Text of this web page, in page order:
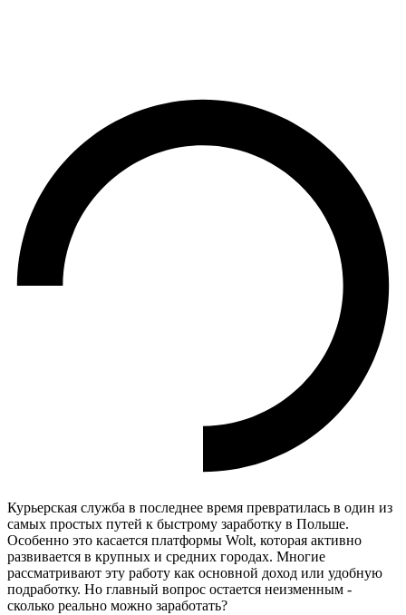
Курьерская служба в последнее время превратилась в один из
самых простых путей к быстрому заработку в Польше.
Особенно это касается платформы Wolt, которая активно
развивается в крупных и средних городах. Многие
рассматривают эту работу как основной доход или удобную
подработку. Но главный вопрос остается неизменным -
сколько реально можно заработать?